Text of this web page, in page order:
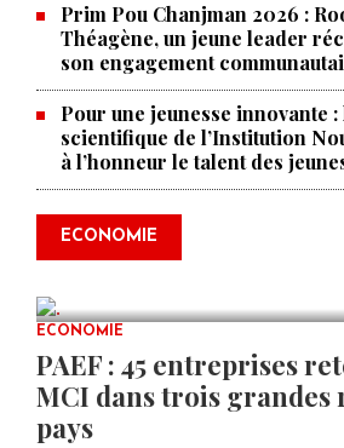
Prim Pou Chanjman 2026 :
Théagène, un jeune leader
son engagement
Pour une jeunesse innovante
scientifique de l’Institution
à l’honneur le talent des
ECONOMIE
0 COMMENTS
Produire le savoir
transformer Haïti :
2ᵉ édition de ses
scientifiques
ECONOMIE
PAEF : 45 entreprises
MCI dans trois grandes
pays